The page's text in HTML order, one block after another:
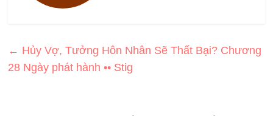
← Hủy Vợ, Tưởng Hôn Nhân Sẽ Thất Bại? Chương
28 Ngày phát hành •• Stig